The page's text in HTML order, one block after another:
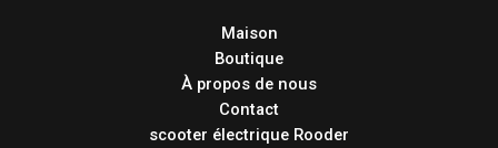
Maison
Boutique
À propos de nous
Contact
scooter électrique Rooder